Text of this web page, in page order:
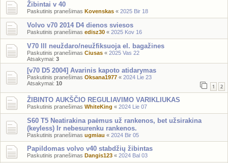
Žibintai v 40
Paskutinis pranešimas Kovenskas « 2025 Bir 18
Volvo v70 2014 D4 dienos sviesos
Paskutinis pranešimas edisz30 « 2025 Kov 16
V70 lll neuždaro/neužfiksuoja el. bagažines
Paskutinis pranešimas Ciusas « 2025 Vas 22
Atsakymai: 3
[v70 D5 2004] Avarinis kapoto atidarymas
Paskutinis pranešimas Oksana1977 « 2024 Lie 23
Atsakymai: 10 1 2
ŽIBINTO AUKŠČIO REGULIAVIMO VARIKLIUKAS
Paskutinis pranešimas WhiteKing « 2024 Lie 07
S60 T5 Neatirakina paėmus už rankenos, bet užsirakina
(keyless) Ir nebesurenku rankenos.
Paskutinis pranešimas ugmiau « 2024 Bir 05
Papildomas volvo v40 stabdžių žibintas
Paskutinis pranešimas Dangis123 « 2024 Bal 03